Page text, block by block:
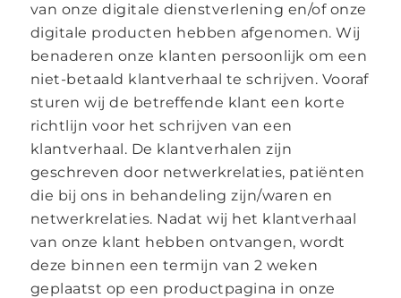
van onze digitale dienstverlening en/of onze
digitale producten hebben afgenomen. Wij
benaderen onze klanten persoonlijk om een
niet-betaald klantverhaal te schrijven. Vooraf
sturen wij de betreffende klant een korte
richtlijn voor het schrijven van een
klantverhaal. De klantverhalen zijn
geschreven door netwerkrelaties, patiënten
die bij ons in behandeling zijn/waren en
netwerkrelaties. Nadat wij het klantverhaal
van onze klant hebben ontvangen, wordt
deze binnen een termijn van 2 weken
geplaatst op een productpagina in onze